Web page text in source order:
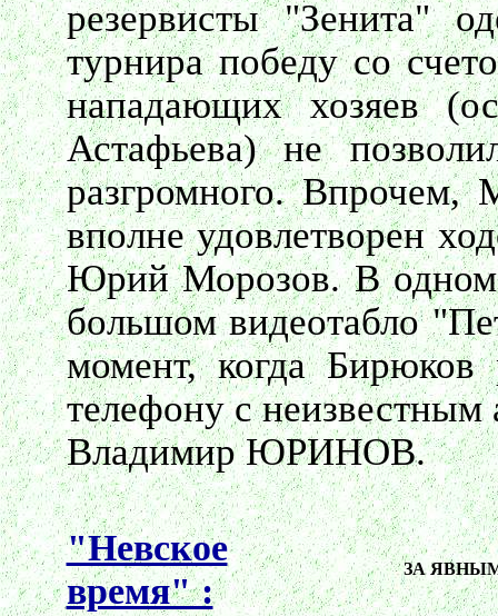
резервисты "Зенита"
турнира победу со
нападающих хозяев
Астафьева) не
разгромного.
вполне удовлетворен
Юрий Морозов. В одном
большом видеотабло
момент, когда Бирюков
телефону с неизвестным
Владимир ЮРИНОВ.
"Невское
время" :
ЗА